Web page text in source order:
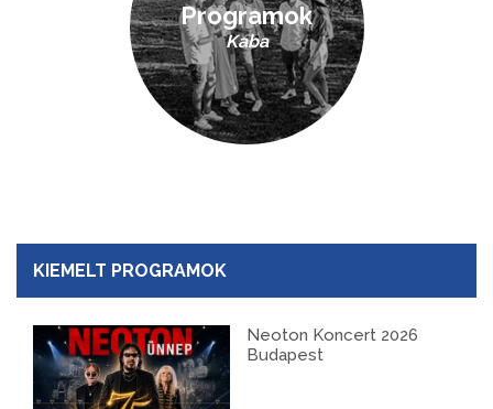
KIEMELT PROGRAMOK
Neoton Koncert 2026
Budapest
Programok
Kaba